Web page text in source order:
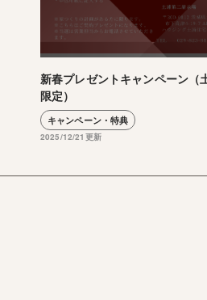
新春プレゼントキャンペーン（
限定）
キャンペーン・特典
2025/12/21更新